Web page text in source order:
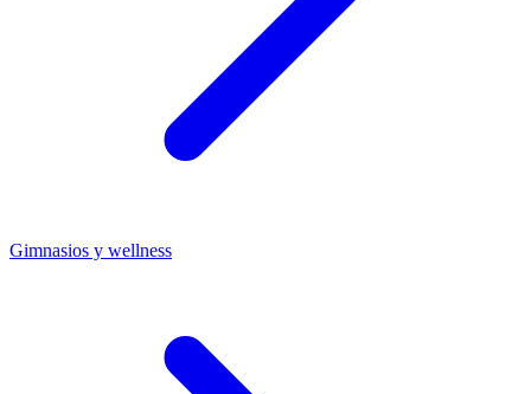
Gimnasios y wellness